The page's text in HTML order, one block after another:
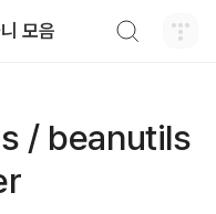
모음
/ beanutils